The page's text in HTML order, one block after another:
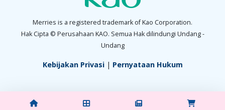
Merries is a registered trademark of Kao Corporation.
Hak Cipta © Perusahaan KAO. Semua Hak dilindungi Undang -
Undang
Kebijakan Privasi| Pernyataan Hukum